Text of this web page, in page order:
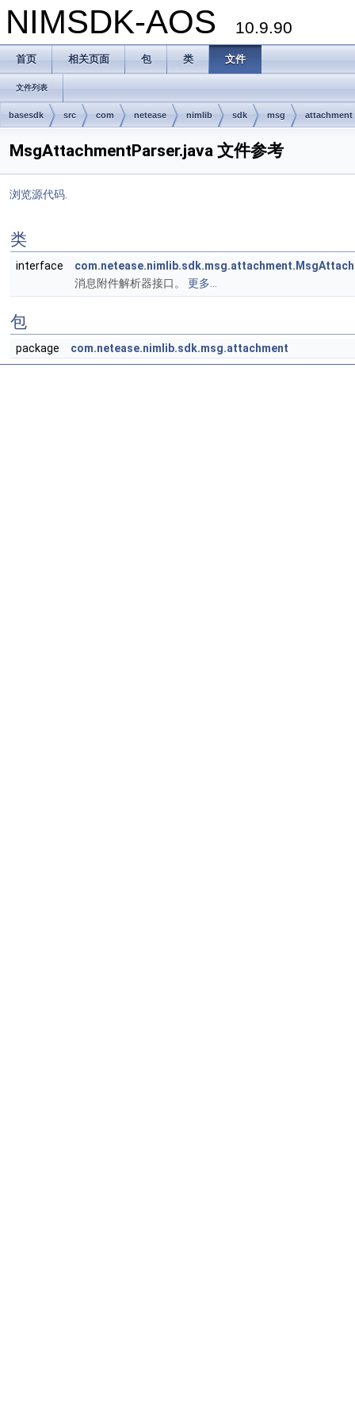
NIMSDK-AOS 10.9.90
首页 相关页面 包 类 文件
文件列表
basesdk src com netease nimlib sdk msg attachment
MsgAttachmentParser.java 文件参考
浏览源代码.
类
interface
消息附件解析器接口。 更多...
包
package com.netease.nimlib.sdk.msg.attachment